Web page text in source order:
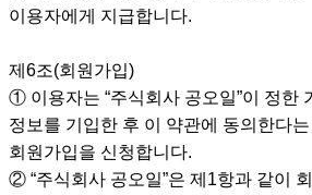
이용자에게 지급합니다.
제6조(회원가입)
① 이용자는 “주식회사 공오일”이 정한
정보를 기입한 후 이 약관에 동의한다
회원가입을 신청합니다.
② “주식회사 공오일”은 제1항과 같이